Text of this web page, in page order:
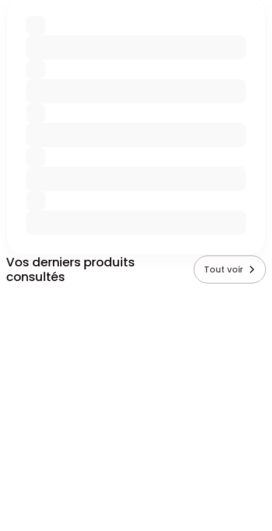
Vos derniers produits
consultés
Tout voir